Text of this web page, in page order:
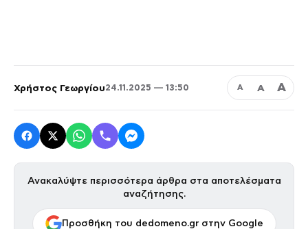
Χρήστος Γεωργίου24.11.2025 — 13:50 Α Α Α
Ανακαλύψτε περισσότερα άρθρα στα αποτελέσματα
αναζήτησης.
Προσθήκη του dedomeno.gr στην Google